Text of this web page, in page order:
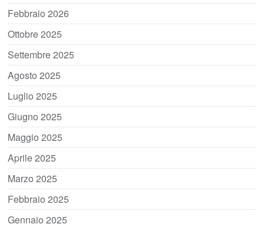
Febbraio 2026
Ottobre 2025
Settembre 2025
Agosto 2025
Luglio 2025
Giugno 2025
Maggio 2025
Aprile 2025
Marzo 2025
Febbraio 2025
Gennaio 2025